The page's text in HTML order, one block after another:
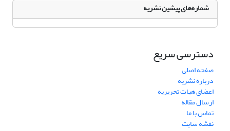
شماره‌های پیشین نشریه
دسترسی سریع
صفحه اصلی
درباره نشریه
اعضای هیات تحریریه
ارسال مقاله
تماس با ما
نقشه سایت